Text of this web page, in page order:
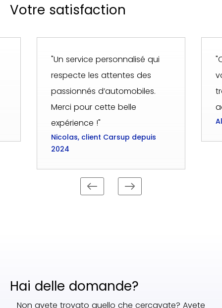
Votre satisfaction
"Un service personnalisé qui
respecte les attentes des
passionnés d’automobiles.
Merci pour cette belle
expérience !"
Nicolas, client Carsup depuis
2024
Hai delle domande?
Non avete trovato quello che cercavate? Avete